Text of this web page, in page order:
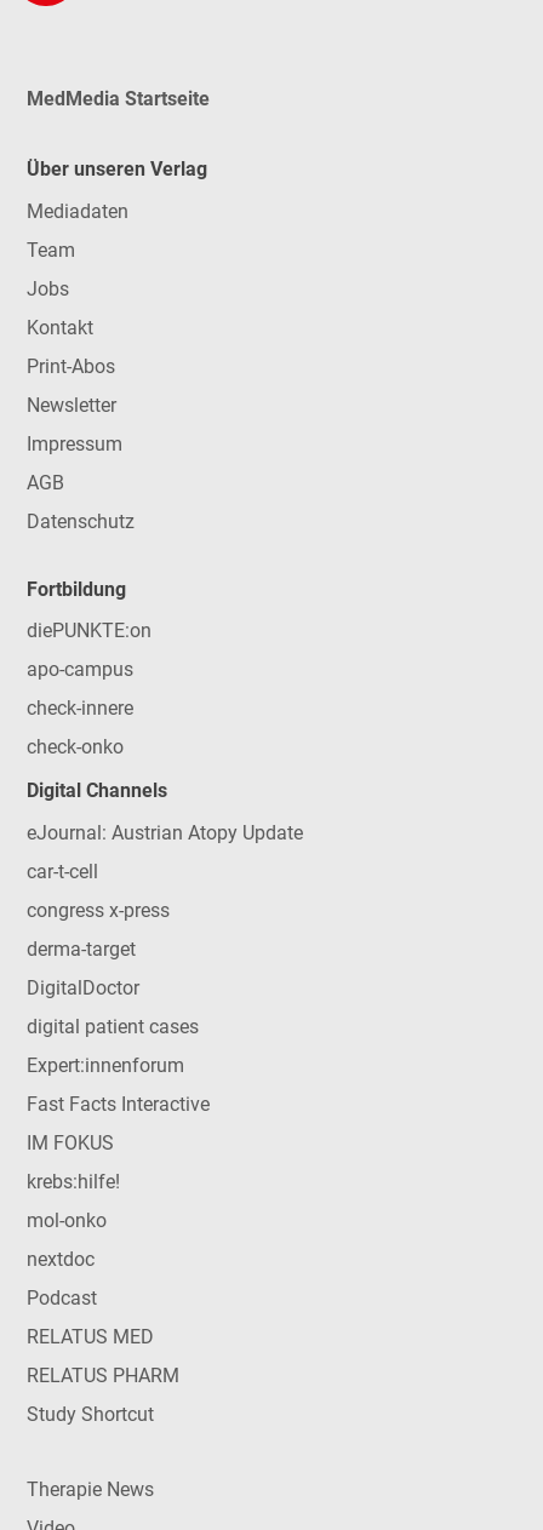
MedMedia Startseite
Über unseren Verlag
Mediadaten
Team
Jobs
Kontakt
Print-Abos
Newsletter
Impressum
AGB
Datenschutz
Fortbildung
diePUNKTE:on
apo-campus
check-innere
check-onko
Digital Channels
eJournal: Austrian Atopy Update
car-t-cell
congress x-press
derma-target
DigitalDoctor
digital patient cases
Expert:innenforum
Fast Facts Interactive
IM FOKUS
krebs:hilfe!
mol-onko
nextdoc
Podcast
RELATUS MED
RELATUS PHARM
Study Shortcut
Therapie News